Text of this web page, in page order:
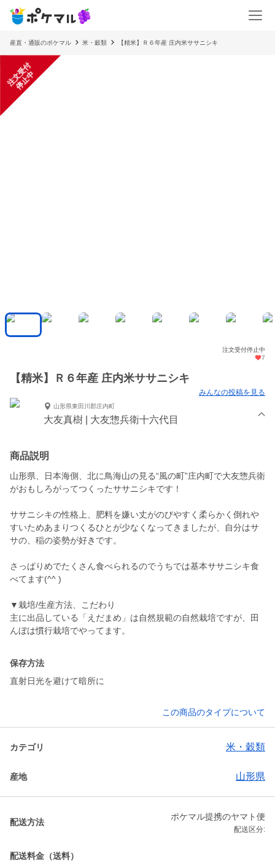
産直・通販のポケマル 米・穀類 【精米】Ｒ６年産 庄内米ササニシキ
注
文
受
付
停
止
中
注文受付停止中
7
【精米】Ｒ６年産 庄内米ササニシキ
みんなの投稿を見る
山形県東田川郡庄内町
大友真樹 | 大友惣兵衛十六代目
商品説明
山形県、日本海側、北に鳥海山の見る“風の町”庄内町で大友惣兵衛
がおもしろがってつくったササニシキです！
ササニシキの性格上、肥料を嫌い丈がのびやすく柔らかく倒れや
すいためあまりつくるひとが少なくなってきましたが、自分はサ
サの、稲の姿勢が好きです。
さっぱりめでたくさん食べられるのでうちでは基本ササニシキ食
べてます(^^ )
▼栽培/生産方法、こだわり
主に出品している「えだまめ」は自然規範の自然栽培ですが、田
んぼは慣行栽培でやってます。
保存方法
直射日光を避けて暗所に
この商品のタイプについて
カテゴリ 米・穀類
産地 山形県
配送方法
ポケマル提携のヤマト便
配送区分:
配送料金（送料）